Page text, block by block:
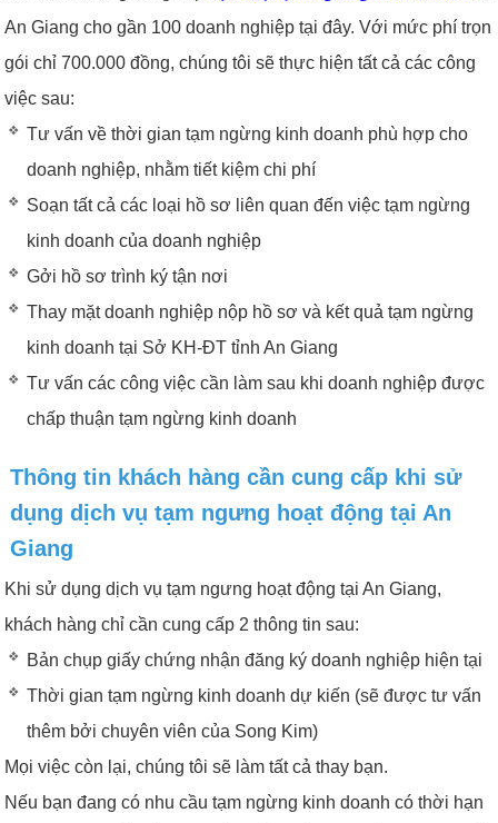
An Giang cho gần 100 doanh nghiệp tại đây. Với mức phí trọn
gói chỉ 700.000 đồng, chúng tôi sẽ thực hiện tất cả các công
việc sau:
Tư vấn về thời gian tạm ngừng kinh doanh phù hợp cho
doanh nghiệp, nhằm tiết kiệm chi phí
Soạn tất cả các loại hồ sơ liên quan đến việc tạm ngừng
kinh doanh của doanh nghiệp
Gởi hồ sơ trình ký tận nơi
Thay mặt doanh nghiệp nộp hồ sơ và kết quả tạm ngừng
kinh doanh tại Sở KH-ĐT tỉnh An Giang
Tư vấn các công việc cần làm sau khi doanh nghiệp được
chấp thuận tạm ngừng kinh doanh
Thông tin khách hàng cần cung cấp khi sử
dụng dịch vụ tạm ngưng hoạt động tại An
Giang
Khi sử dụng dịch vụ tạm ngưng hoạt động tại An Giang,
khách hàng chỉ cần cung cấp 2 thông tin sau:
Bản chụp giấy chứng nhận đăng ký doanh nghiệp hiện tại
Thời gian tạm ngừng kinh doanh dự kiến (sẽ được tư vấn
thêm bởi chuyên viên của Song Kim)
Mọi việc còn lại, chúng tôi sẽ làm tất cả thay bạn.
Nếu bạn đang có nhu cầu tạm ngừng kinh doanh có thời hạn